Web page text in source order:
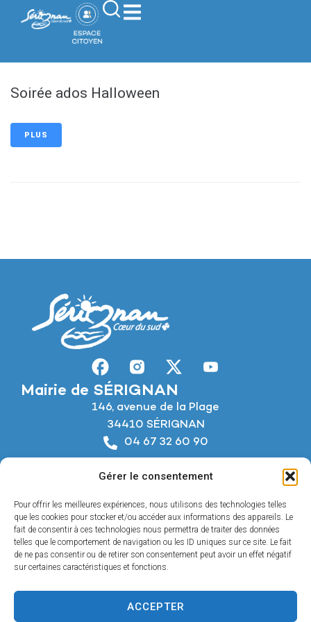
Gérer le consentement
Pour offrir les meilleures expériences, nous utilisons des technologies telles
que les cookies pour stocker et/ou accéder aux informations des appareils. Le
fait de consentir à ces technologies nous permettra de traiter des données
telles que le comportement de navigation ou les ID uniques sur ce site. Le fait
de ne pas consentir ou de retirer son consentement peut avoir un effet négatif
sur certaines caractéristiques et fonctions.
ACCEPTER
principal
Soirée ados Halloween
PLUS
Mairie de SÉRIGNAN
146, avenue de la Plage
34410 SÉRIGNAN
04 67 32 60 90
Horaires d’ouverture
Du lundi au jeudi :
De 8h à 12h et de 14h à 18h
Le vendredi :
De 8h à 12h et de 14h à 17h